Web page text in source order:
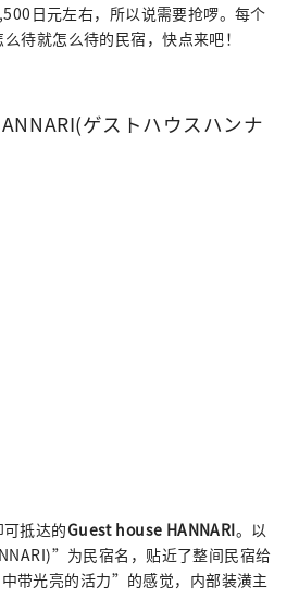
日元左右，所以说需要抢啰。每个
待就怎么待的民宿，快点来吧！
ゲストハウスハンナ
抵达的Guest house HANNARI。以
为民宿名，贴近了整间民宿给
带光亮的活力”的感觉，内部装潢主